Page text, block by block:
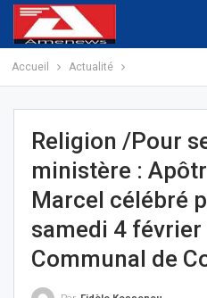
Accueil Actualité
Religion /Pour
ministère :
Marcel célébré
samedi 4 février
Communal de